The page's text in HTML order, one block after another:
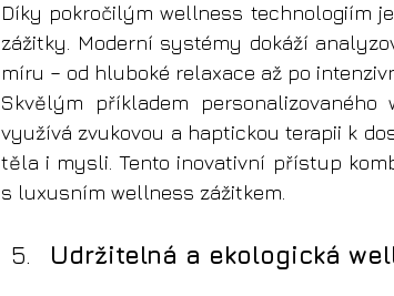
Díky pokročilým wellness technologiím
zážitky. Moderní systémy dokáží
míru – od hluboké relaxace až po
Skvělým příkladem
využívá zvukovou a haptickou terapii k
těla i mysli. Tento inovativní přístup
s luxusním wellness zážitkem.
Udržitelná a ekologická